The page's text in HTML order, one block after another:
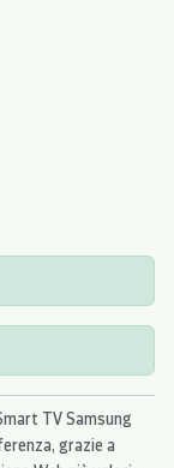
TV Samsung
grazie a